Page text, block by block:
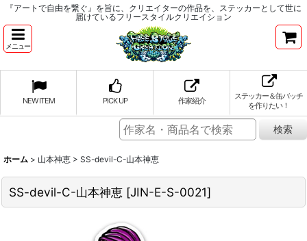
『アートで自由を繋ぐ』を旨に、クリエイターの作品を、ステッカーとして世に
届けているフリースタイルクリエイション
メニュー
NEW ITEM PICK UP 作家紹介
ステッカー＆缶バッチ
を作りたい！
ホーム > 山本神恵 > SS-devil-C-山本神恵
SS-devil-C-山本神恵 [JIN-E-S-0021]